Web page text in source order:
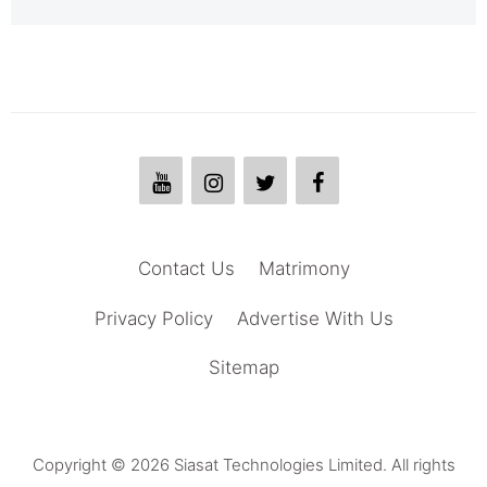
Matrimony
Contact Us
Advertise With Us
Privacy Policy
Sitemap
Copyright © 2026 Siasat Technologies Limited. All rights